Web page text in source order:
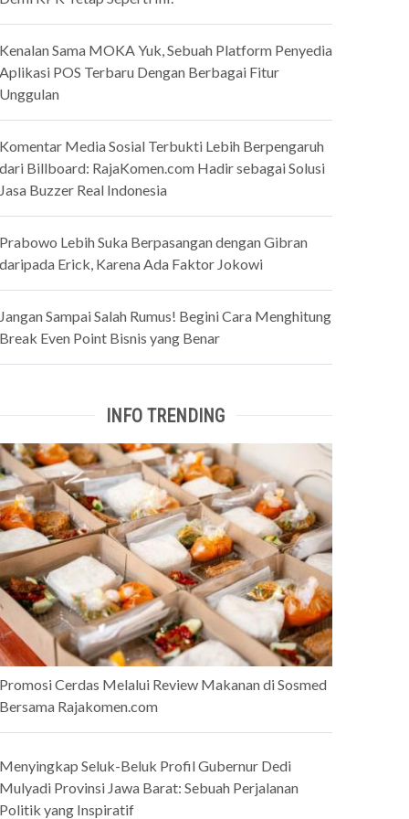
Sama MOKA Yuk, Sebuah Platform Penyedia
POS Terbaru Dengan Berbagai Fitur
Media Sosial Terbukti Lebih Berpengaruh
Billboard: RajaKomen.com Hadir sebagai Solusi
Buzzer Real Indonesia
Lebih Suka Berpasangan dengan Gibran
Erick, Karena Ada Faktor Jokowi
Sampai Salah Rumus! Begini Cara Menghitung
Even Point Bisnis yang Benar
INFO TRENDING
Cerdas Melalui Review Makanan di Sosmed
Rajakomen.com
Seluk-Beluk Profil Gubernur Dedi
Provinsi Jawa Barat: Sebuah Perjalanan
yang Inspiratif